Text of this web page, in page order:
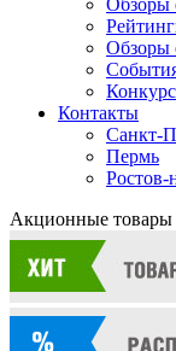
Обзоры
Обзоры
Контакты
Санкт-
Пермь
Акционные товары